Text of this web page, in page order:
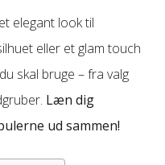
elegant look til
eller et glam touch
skal bruge – fra valg
Læn dig
ud sammen!